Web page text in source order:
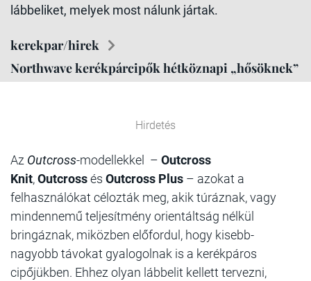
lábbeliket, melyek most nálunk jártak.
kerekpar/hirek
Northwave kerékpárcipők hétköznapi „hősöknek”
Hirdetés
Az Outcross-modellekkel – Outcross
Knit,Outcrossés Outcross Plus – azokat a
felhasználókat célozták meg, akik túráznak, vagy
mindennemű teljesítmény orientáltság nélkül
bringáznak, miközben előfordul, hogy kisebb-
nagyobb távokat gyalogolnak is a kerékpáros
cipőjükben. Ehhez olyan lábbelit kellett tervezni,